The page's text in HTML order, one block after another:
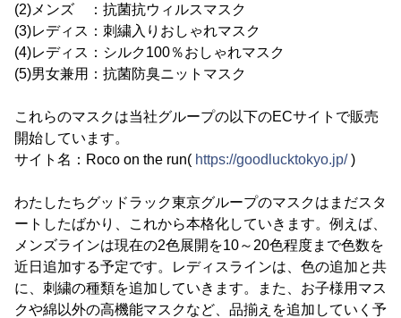
(2)メンズ ：抗菌抗ウィルスマスク
(3)レディス：刺繍入りおしゃれマスク
(4)レディス：シルク100％おしゃれマスク
(5)男女兼用：抗菌防臭ニットマスク
これらのマスクは当社グループの以下のECサイトで販売
開始しています。
サイト名：Roco on the run( https://goodlucktokyo.jp/)
わたしたちグッドラック東京グループのマスクはまだスタ
ートしたばかり、これから本格化していきます。例えば、
メンズラインは現在の2色展開を10～20色程度まで色数を
近日追加する予定です。レディスラインは、色の追加と共
に、刺繍の種類を追加していきます。また、お子様用マス
クや綿以外の高機能マスクなど、品揃えを追加していく予